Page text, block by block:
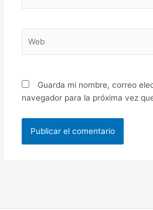
Guarda mi nombre, correo
navegador para la próxima vez